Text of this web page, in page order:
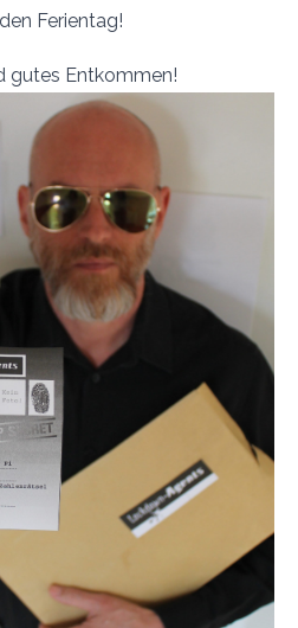
Ferientag!
gutes Entkommen!